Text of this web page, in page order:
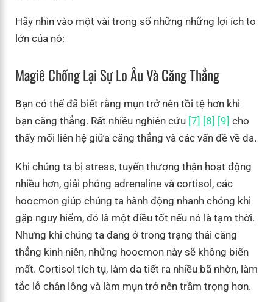
Hãy nhìn vào một vài trong số những những lợi ích to
lớn của nó:
Magiê Chống Lại Sự Lo Âu Và Căng Thẳng
Bạn có thể đã biết rằng mụn trở nên tồi tệ hơn khi
bạn căng thẳng. Rất nhiều nghiên cứu [7] [8] [9] cho
thấy mối liên hệ giữa căng thẳng và các vấn đề về da.
Khi chúng ta bị stress, tuyến thượng thận hoạt động
nhiều hơn, giải phóng adrenaline và cortisol, các
hoocmon giúp chúng ta hành động nhanh chóng khi
gặp nguy hiểm, đó là một điều tốt nếu nó là tạm thời.
Nhưng khi chúng ta đang ở trong trạng thái căng
thẳng kinh niên, những hoocmon này sẽ không biến
mất. Cortisol tích tụ, làm da tiết ra nhiều bã nhờn, làm
tắc lỗ chân lông và làm mụn trở nên trầm trọng hơn.